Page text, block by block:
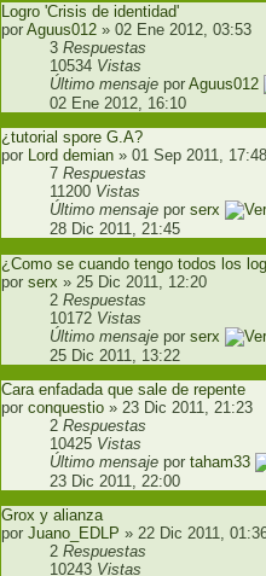
Logro 'Crisis de identidad'
porAguus012 » 02 Ene 2012, 03:53
3Respuestas
10534 Vistas
Último mensajeporAguus012
02 Ene 2012, 16:10
¿tutorial spore G.A?
por Lord demian » 01 Sep 2011, 17:48
7Respuestas
11200 Vistas
Último mensajeporserx
28 Dic 2011, 21:45
¿Como se cuando tengo todos los
porserx » 25 Dic 2011, 12:20
2Respuestas
10172 Vistas
Último mensajeporserx
25 Dic 2011, 13:22
Cara enfadada que sale de repente
porconquestio » 23 Dic 2011, 21:23
2Respuestas
10425 Vistas
Último mensajeportaham33
23 Dic 2011, 22:00
Grox y alianza
porJuano_EDLP » 22 Dic 2011,
2Respuestas
10243 Vistas